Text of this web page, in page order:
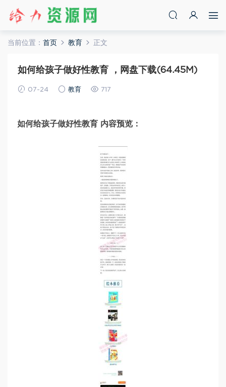
当前位置： 首页 教育 正文
如何给孩子做好性教育 ，网盘下载(64.45M)
07-24 教育 717
如何给孩子做好性教育 内容预览：